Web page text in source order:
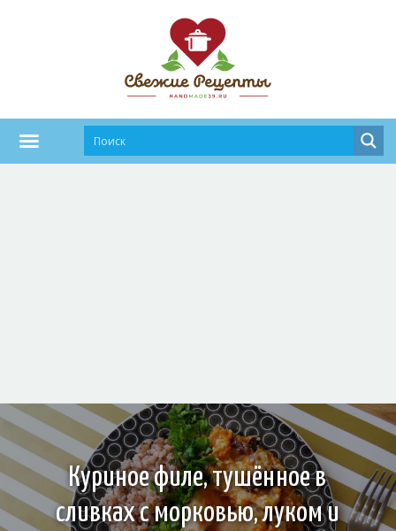
Куриное филе, тушённое в
сливках с морковью, луком и